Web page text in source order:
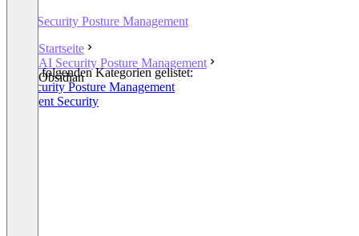
AI Security Posture Management
Startseite
AI Security Posture Management
Obsidian
In den folgenden Kategorien gelistet:
AI Security Posture Management
AI Agent Security